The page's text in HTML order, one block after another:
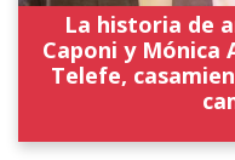
La historia de
Caponi y Mónica
Telefe,